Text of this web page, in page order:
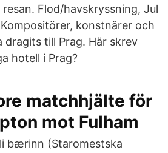
Flod/havskryssning, Jul
konstnärer och
till Prag. Här skrev
hotell i Prag?
matchhjälte för
mot Fulham
bærinn (Staromestska